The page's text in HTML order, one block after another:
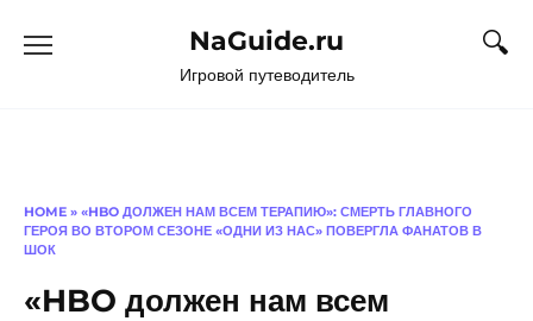
NaGuide.ru
Игровой путеводитель
HOME » «HBO ДОЛЖЕН НАМ ВСЕМ ТЕРАПИЮ»: СМЕРТЬ ГЛАВНОГО
ГЕРОЯ ВО ВТОРОМ СЕЗОНЕ «ОДНИ ИЗ НАС» ПОВЕРГЛА ФАНАТОВ В
ШОК
«HBO должен нам всем